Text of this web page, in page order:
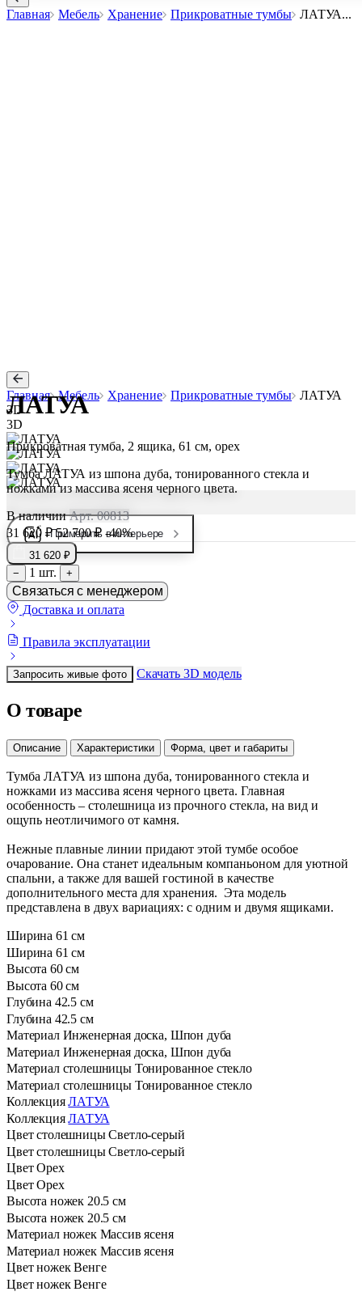
Главная Мебель Хранение Прикроватные тумбы ЛАТУА...
Главная Мебель Хранение Прикроватные тумбы ЛАТУА
3D
3D
Примерить в интерьере
ЛАТУА
Прикроватная тумба, 2 ящика, 61 см, орех
Тумба ЛАТУА из шпона дуба, тонированного стекла и
ножками из массива ясеня черного цвета.
В наличии Арт. 00813
31 620 ₽ 52 700 ₽ -40%
31 620 ₽
−
1 шт. +
Связаться с менеджером
Доставка и оплата
Правила эксплуатации
Запросить живые фото Скачать 3D модель
О товаре
Описание Характеристики Форма, цвет и габариты
Тумба ЛАТУА из шпона дуба, тонированного стекла и
ножками из массива ясеня черного цвета. Главная
особенность – столешница из прочного стекла, на вид и
ощупь неотличимого от камня.
Нежные плавные линии придают этой тумбе особое
очарование. Она станет идеальным компаньоном для уютной
спальни, а также для вашей гостиной в качестве
дополнительного места для хранения. Эта модель
представлена в двух вариациях: с одним и двумя ящиками.
Ширина 61 см
Ширина 61 см
Высота 60 см
Высота 60 см
Глубина 42.5 см
Глубина 42.5 см
Материал Инженерная доска, Шпон дуба
Материал Инженерная доска, Шпон дуба
Материал столешницы Тонированное стекло
Материал столешницы Тонированное стекло
Коллекция ЛАТУА
Коллекция ЛАТУА
Цвет столешницы Светло-серый
Цвет столешницы Светло-серый
Цвет Орех
Цвет Орех
Высота ножек 20.5 см
Высота ножек 20.5 см
Материал ножек Массив ясеня
Материал ножек Массив ясеня
Цвет ножек Венге
Цвет ножек Венге